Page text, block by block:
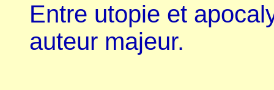
Entre utopie et
auteur majeur.